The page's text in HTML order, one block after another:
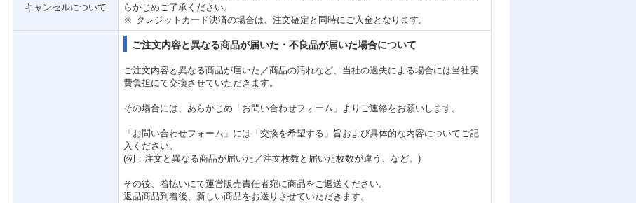
キャンセルについて
らかじめご了承ください。
クレジットカード決済の場合は、注文確定と同時にご入金となります。
ご注文内容と異なる商品が届いた・不良品が届いた場合について
ご注文内容と異なる商品が届いた／商品の汚れなど、当社の過失による場合には当社実
費負担にて交換させていただきます。
その場合には、あらかじめ「お問い合わせフォーム」よりご連絡をお願いします。
「お問い合わせフォーム」には「交換を希望する」旨および具体的な内容についてご記
入ください。
(例：注文と異なる商品が届いた／注文枚数と届いた枚数が違う、など。)
その後、着払いにて運営販売責任者宛に商品をご返送ください。
返品商品到着後、新しい商品をお送りさせていただきます。